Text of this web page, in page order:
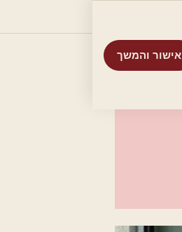
אישור והמשך